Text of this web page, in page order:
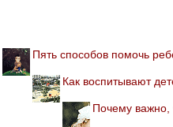
Пять способов помочь
Как воспитывают
Почему важно,